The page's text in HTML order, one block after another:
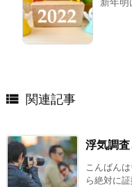
 関連記事
浮気調
こんばん
ら絶対に